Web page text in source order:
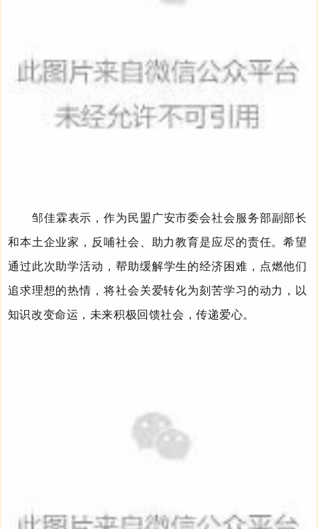
邹佳霖表示，作为民盟广安市委会社会服务部副部长
和本土企业家，反哺社会、助力教育是应尽的责任。希望
通过此次助学活动 ， 帮助缓解学生的经济困难，点燃他们
追求理想的热情，将社会关爱转化为刻苦学习的动力，以
知识改变命运，未来积极回馈社会，传递爱心。